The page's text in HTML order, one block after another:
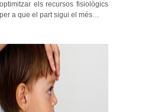
els recursos fisiològics
a que el part sigui el més…